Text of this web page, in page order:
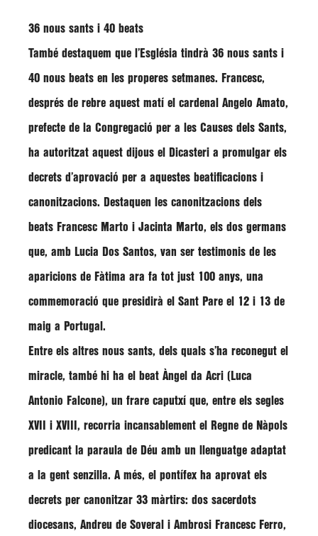
36 nous sants i 40 beats
També destaquem que l’Església tindrà 36 nous sants i
40 nous beats en les properes setmanes. Francesc,
després de rebre aquest matí el cardenal Angelo Amato,
prefecte de la Congregació per a les Causes dels Sants,
ha autoritzat aquest dijous el Dicasteri a promulgar els
decrets d’aprovació per a aquestes beatificacions i
canonitzacions. Destaquen les canonitzacions dels
beats Francesc Marto i Jacinta Marto, els dos germans
que, amb Lucia Dos Santos, van ser testimonis de les
aparicions de Fàtima ara fa tot just 100 anys, una
commemoració que presidirà el Sant Pare el 12 i 13 de
maig a Portugal.
Entre els altres nous sants, dels quals s’ha reconegut el
miracle, també hi ha el beat Àngel da Acri ( Luca
Antonio Falcone ), un frare caputxí que, entre els segles
XVII i XVIII, recorria incansablement el Regne de Nàpols
predicant la paraula de Déu amb un llenguatge adaptat
a la gent senzilla. A més, el pontífex ha aprovat els
decrets per canonitzar 33 màrtirs: dos sacerdots
diocesans, Andreu de Soveral i Ambrosi Francesc Ferro,